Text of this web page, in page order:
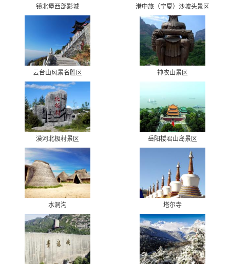
镇北堡西部影城 港中旅（宁夏）沙坡头景区
云台山风景名胜区 神农山景区
漠河北极村景区 岳阳楼君山岛景区
水洞沟 塔尔寺